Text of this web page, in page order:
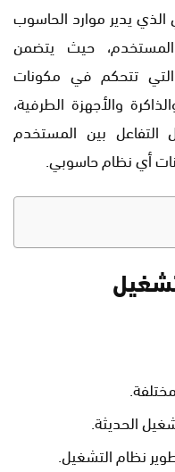
يدير موارد الحاسوب
المستخدم، حيث يتضمن
التي تتحكم في مكونات
والأجهزة الطرفية،
بين المستخدم
أي نظام حاسوبي.
الحديثة.
نظام التشغيل.